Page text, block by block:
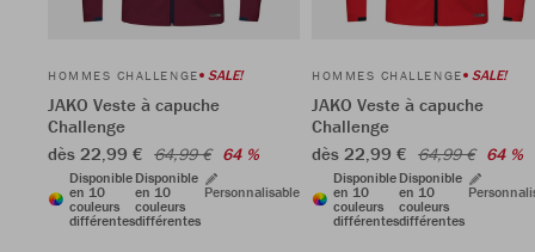
HOMMES CHALLENGE SALE!
JAKO Veste à capuche
Challenge
dès 22,99 € 64,99 € 64 %
Disponible
en 10
couleurs
différentes
Disponible
en 10
couleurs
différentes
Personnalisable
HOMMES CHALLENGE SALE!
JAKO Veste à capuche
Challenge
dès 22,99 € 64,99 € 64 %
Disponible
en 10
couleurs
différentes
Disponible
en 10
couleurs
différentes